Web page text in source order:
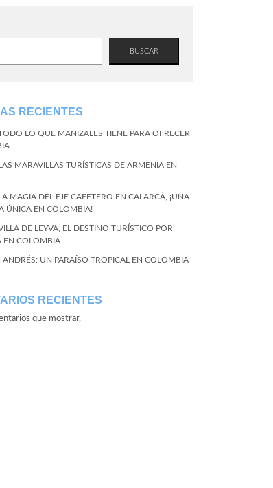
BUSCAR
RECIENTES
LO QUE MANIZALES TIENE PARA OFRECER
MARAVILLAS TURÍSTICAS DE ARMENIA EN
MAGIA DEL EJE CAFETERO EN CALARCÁ, ¡UNA
ÚNICA EN COLOMBIA!
DE LEYVA, EL DESTINO TURÍSTICO POR
EN COLOMBIA
ANDRÉS: UN PARAÍSO TROPICAL EN COLOMBIA
RECIENTES
que mostrar.